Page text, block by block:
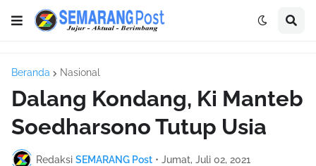
Beranda Nasional
Dalang Kondang, Ki Manteb
Soedharsono Tutup Usia
Redaksi SEMARANG Post • Jumat, Juli 02, 2021